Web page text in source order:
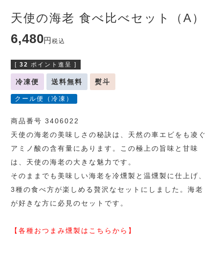
天使の海老 食べ比べセット（A）
6,480 税込
[ 32 ポイント進呈 ]
冷凍便 送料無料 熨斗
クール便（冷凍）
商品番号 3406022
天使の海老の美味しさの秘訣は、天然の車エビをも凌ぐ
アミノ酸の含有量にあります。この極上の旨味と甘味
は、天使の海老の大きな魅力です。
そのままでも美味しい海老を冷燻製と温燻製に仕上げ、
3種の食べ方が楽しめる贅沢なセットにしました。海老
が好きな方に必見のセットです。
【各種おつまみ燻製はこちらから】